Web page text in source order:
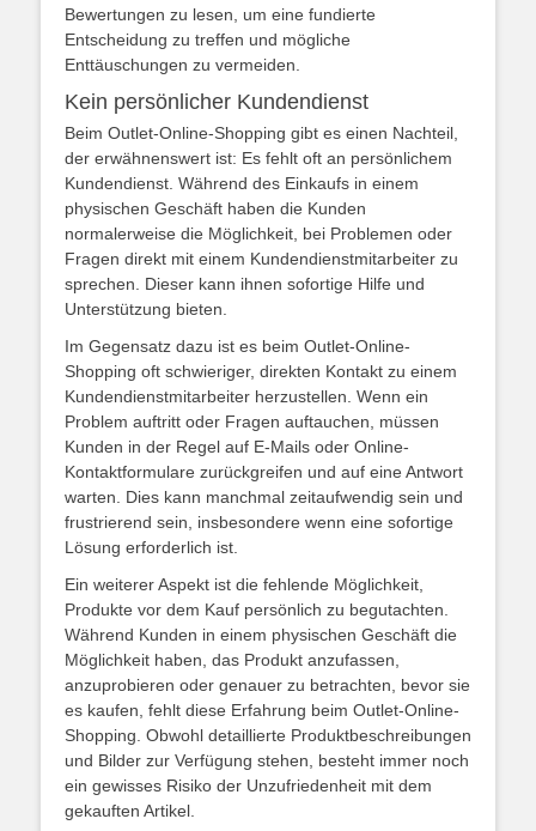
Bewertungen zu lesen, um eine fundierte
Entscheidung zu treffen und mögliche
Enttäuschungen zu vermeiden.
Kein persönlicher Kundendienst
Beim Outlet-Online-Shopping gibt es einen Nachteil,
der erwähnenswert ist: Es fehlt oft an persönlichem
Kundendienst. Während des Einkaufs in einem
physischen Geschäft haben die Kunden
normalerweise die Möglichkeit, bei Problemen oder
Fragen direkt mit einem Kundendienstmitarbeiter zu
sprechen. Dieser kann ihnen sofortige Hilfe und
Unterstützung bieten.
Im Gegensatz dazu ist es beim Outlet-Online-
Shopping oft schwieriger, direkten Kontakt zu einem
Kundendienstmitarbeiter herzustellen. Wenn ein
Problem auftritt oder Fragen auftauchen, müssen
Kunden in der Regel auf E-Mails oder Online-
Kontaktformulare zurückgreifen und auf eine Antwort
warten. Dies kann manchmal zeitaufwendig sein und
frustrierend sein, insbesondere wenn eine sofortige
Lösung erforderlich ist.
Ein weiterer Aspekt ist die fehlende Möglichkeit,
Produkte vor dem Kauf persönlich zu begutachten.
Während Kunden in einem physischen Geschäft die
Möglichkeit haben, das Produkt anzufassen,
anzuprobieren oder genauer zu betrachten, bevor sie
es kaufen, fehlt diese Erfahrung beim Outlet-Online-
Shopping. Obwohl detaillierte Produktbeschreibungen
und Bilder zur Verfügung stehen, besteht immer noch
ein gewisses Risiko der Unzufriedenheit mit dem
gekauften Artikel.